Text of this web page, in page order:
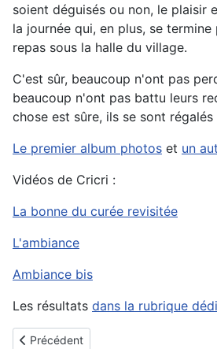
soient déguisés ou non, le plaisir
la journée qui, en plus, se termine
repas sous la halle du village.
C'est sûr, beaucoup n'ont pas
beaucoup n'ont pas battu leurs
chose est sûre, ils se sont régalés
Le premier album photos et un
Vidéos de Cricri :
La bonne du curée revisitée
L'ambiance
Ambiance bis
Les résultats dans la rubrique
Article précédent : 500
Précédent